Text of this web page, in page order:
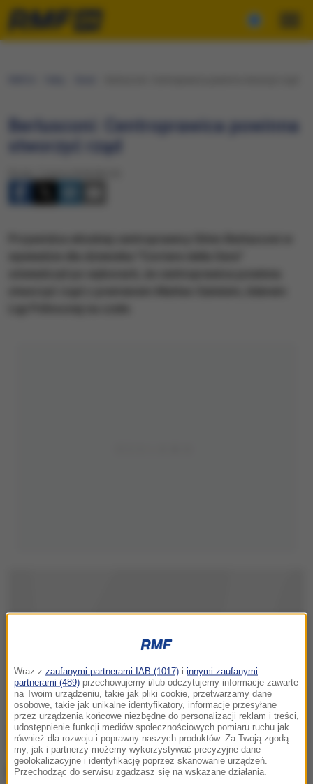
Berlusconi: Centroprawica powinna
stworzyć rząd
W opublikowanej w środę rozmowie Berlusconi
Wraz z zaufanymi partnerami IAB (1017) i innymi zaufanymi
partnerami (489) przechowujemy i/lub odczytujemy informacje zawarte
na Twoim urządzeniu, takie jak pliki cookie, przetwarzamy dane
osobowe, takie jak unikalne identyfikatory, informacje przesyłane
przez urządzenia końcowe niezbędne do personalizacji reklam i treści,
udostępnienie funkcji mediów społecznościowych pomiaru ruchu jak
również dla rozwoju i poprawny naszych produktów. Za Twoją zgodą
my, jak i partnerzy możemy wykorzystywać precyzyjne dane
geolokalizacyjne i identyfikację poprzez skanowanie urządzeń.
Przechodząc do serwisu zgadzasz się na wskazane działania.